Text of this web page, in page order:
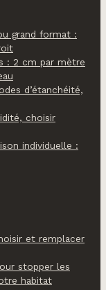
grand format :
: 2 cm par mètre
d’étanchéité,
choisir
individuelle :
et remplacer
stopper les
habitat